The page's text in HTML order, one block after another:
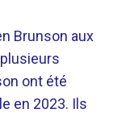
Brunson aux
ont été
en 2023. Ils